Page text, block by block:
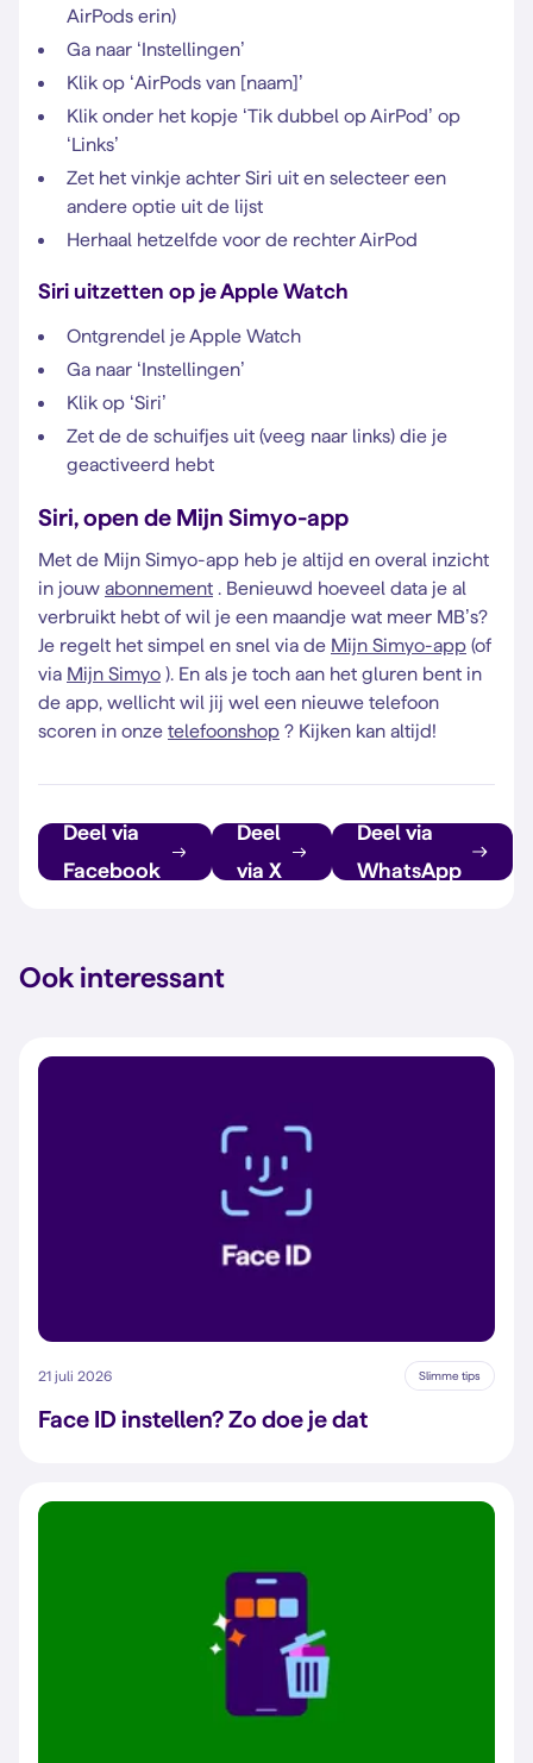
AirPods erin)
Ga naar ‘Instellingen’
Klik op ‘AirPods van [naam]’
Klik onder het kopje ‘Tik dubbel op AirPod’ op
‘Links’
Zet het vinkje achter Siri uit en selecteer een
andere optie uit de lijst
Herhaal hetzelfde voor de rechter AirPod
Siri uitzetten op je Apple Watch
Ontgrendel je Apple Watch
Ga naar ‘Instellingen’
Klik op ‘Siri’
Zet de de schuifjes uit (veeg naar links) die je
geactiveerd hebt
Siri, open de Mijn Simyo-app
Met de Mijn Simyo-app heb je altijd en overal inzicht
in jouw abonnement . Benieuwd hoeveel data je al
verbruikt hebt of wil je een maandje wat meer MB’s?
Je regelt het simpel en snel via de Mijn Simyo-app (of
via Mijn Simyo ). En als je toch aan het gluren bent in
de app, wellicht wil jij wel een nieuwe telefoon
scoren in onze telefoonshop ? Kijken kan altijd!
Deel via
Facebook
Deel
via X
Deel via
WhatsApp
Ook interessant
21 juli 2026 Slimme tips
Face ID instellen? Zo doe je dat